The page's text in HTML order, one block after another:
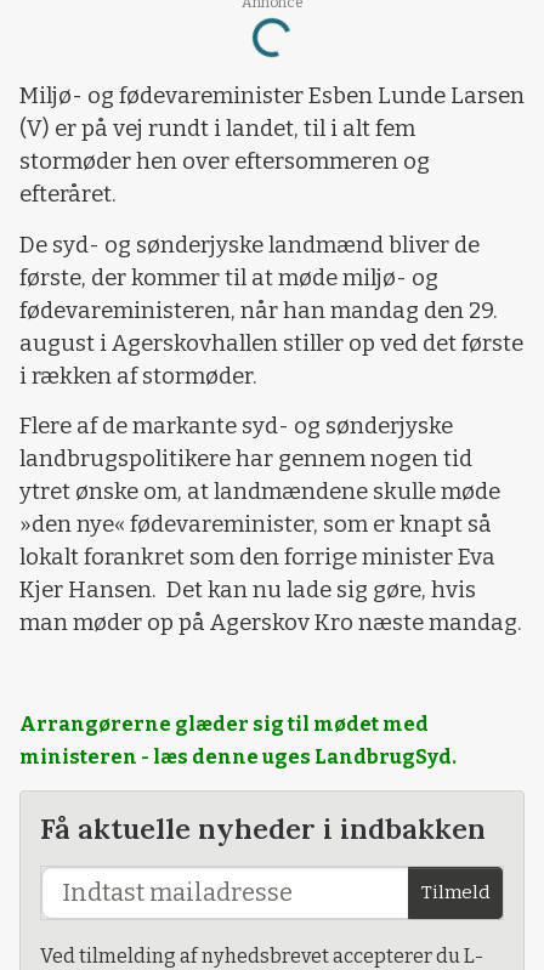
Loading...
Miljø- og fødevareminister Esben Lunde Larsen
(V) er på vej rundt i landet, til i alt fem
stormøder hen over eftersommeren og
efteråret.
De syd- og sønderjyske landmænd bliver de
første, der kommer til at møde miljø- og
fødevareministeren, når han mandag den 29.
august i Agerskovhallen stiller op ved det første
i rækken af stormøder.
Flere af de markante syd- og sønderjyske
landbrugspolitikere har gennem nogen tid
ytret ønske om, at landmændene skulle møde
»den nye« fødevareminister, som er knapt så
lokalt forankret som den forrige minister Eva
Kjer Hansen. Det kan nu lade sig gøre, hvis
man møder op på Agerskov Kro næste mandag.
Arrangørerne glæder sig til mødet med
ministeren - læs denne uges LandbrugSyd.
Få aktuelle nyheder i indbakken
Tilmeld
Ved tilmelding af nyhedsbrevet accepterer du L-